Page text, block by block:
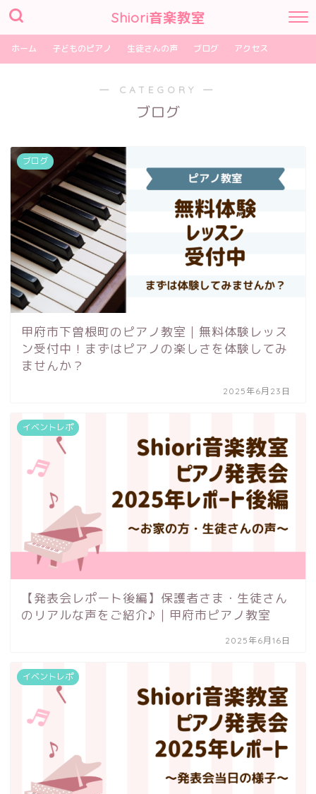
Shiori音楽教室
ホーム 子どものピアノ 生徒さんの声 ブログ アクセス
― CATEGORY ―
ブログ
ブログ
甲府市下曽根町のピアノ教室｜無料体験レッス
ン受付中！まずはピアノの楽しさを体験してみ
ませんか？
2025年6月23日
イベントレポ
【発表会レポート後編】保護者さま・生徒さん
のリアルな声をご紹介♪｜甲府市ピアノ教室
2025年6月16日
イベントレポ